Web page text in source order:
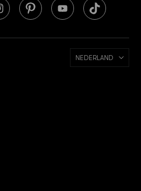
NEDERLAND